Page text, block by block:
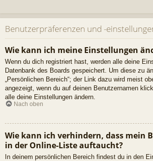
Benutzerpräferenzen und -
Wie kann ich meine Einstellungen
Wenn du dich registriert hast, werden alle deine
Datenbank des Boards gespeichert. Um diese zu
„Persönlichen Bereich“; der Link dazu wird meist
angezeigt, wenn du auf deinen Benutzernamen
alle deine Einstellungen ändern.
Nach oben
Wie kann ich verhindern, dass mein
in der Online-Liste auftaucht?
In deinem persönlichen Bereich findest du in den